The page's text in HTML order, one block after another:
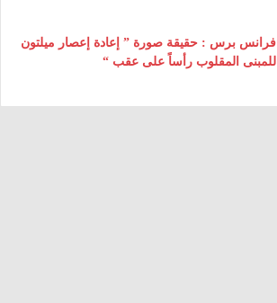
فرانس برس : حقيقة صورة ” إعادة إعصار ميلتون
للمبنى المقلوب رأساً على عقب “